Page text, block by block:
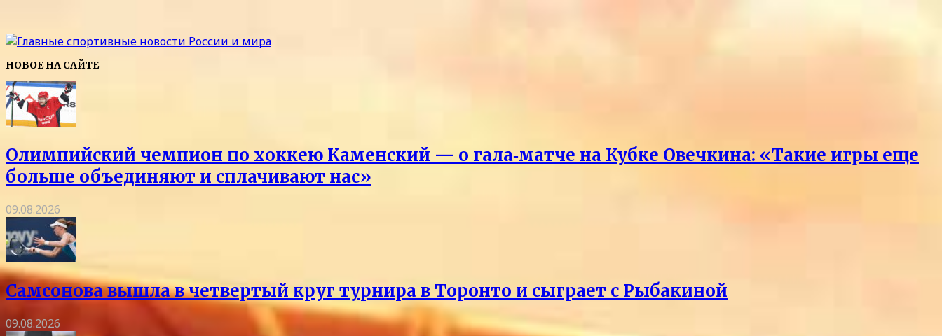
НОВОЕ НА САЙТЕ
Олимпийский чемпион по хоккею Каменский — о гала‑матче на Кубке Овечкина: «Такие игры еще
больше объединяют и сплачивают нас»
09.08.2026
Самсонова вышла в четвертый круг турнира в Торонто и сыграет с Рыбакиной
09.08.2026